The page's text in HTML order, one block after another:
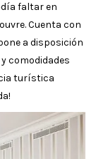
faltar en
Cuenta con
a disposición
comodidades
turística